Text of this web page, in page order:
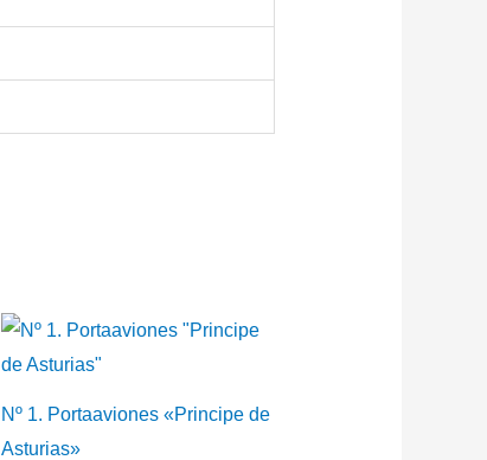
Nº 1. Portaaviones «Principe de
Asturias»